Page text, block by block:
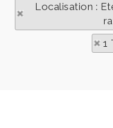
Localisation :
1